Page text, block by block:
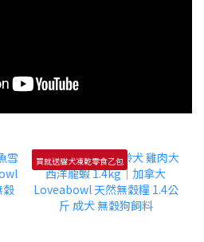
買就送貓犬凍乾零食乙包